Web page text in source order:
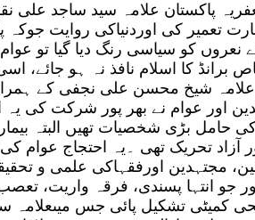
کی اوردنیاکی روایت جوکہ
کو سیاسی رنگ دیا گیا تو
شیخ محسن علی نجفی کے
بڑی شخصیات تھیں البتہ
تحریک تھی ۔یہ احتجاج
مجتہدین اورفقہاکی علمی و
اور جو انتہا پسندی، فرقہ
کمیٹی تشکیل پائی جس